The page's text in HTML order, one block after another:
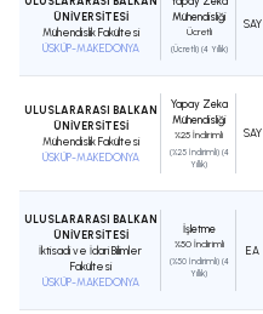
ÜNİVERSİTESİ
Mühendislik Fakültesi
ÜSKÜP-MAKEDONYA
Mühendisliği
Ücretli
(Ücretli) (4 Yıllık)
SAY
ULUSLARARASI BALKAN
ÜNİVERSİTESİ
Mühendislik Fakültesi
ÜSKÜP-MAKEDONYA
Yapay Zeka
Mühendisliği
%25 İndirimli
(%25 İndirimli) (4
Yıllık)
SAY
ULUSLARARASI BALKAN
ÜNİVERSİTESİ
İktisadi ve İdari Bilimler
Fakültesi
ÜSKÜP-MAKEDONYA
İşletme
%50 İndirimli
(%50 İndirimli) (4
Yıllık)
EA